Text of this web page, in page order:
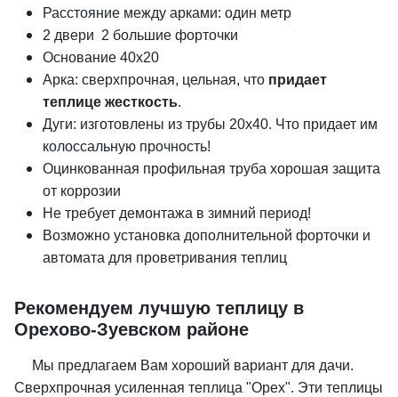
Расстояние между арками: один метр
2 двери 2 большие форточки
Основание 40х20
Арка: сверхпрочная, цельная, что придает
теплице жесткость.
Дуги: изготовлены из трубы 20х40. Что придает им
колоссальную прочность!
Оцинкованная профильная труба хорошая защита
от коррозии
Не требует демонтажа в зимний период!
Возможно установка дополнительной форточки и
автомата для проветривания теплиц
Рекомендуем лучшую теплицу в
Орехово-Зуевском районе
Мы предлагаем Вам хороший вариант для дачи.
Сверхпрочная усиленная теплица "Орех". Эти теплицы